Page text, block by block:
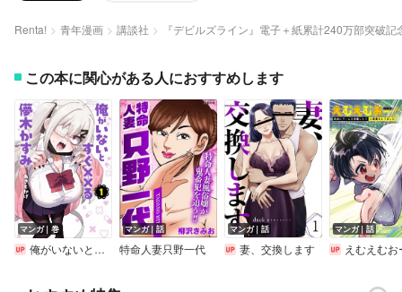
Renta! 青年漫画 講談社 『デビルズライン』電子＋紙累計240万部突破
この本に関心がある人におすすめします
マンガ｜巻
俺がいないとすぐ××る儚木かすみ
マンガ｜話
特命人妻只野一代
マンガ｜話
妻、交換します
マンガ｜話
えむえむおー！ 自由にゲームを攻略したら人間離れしてま